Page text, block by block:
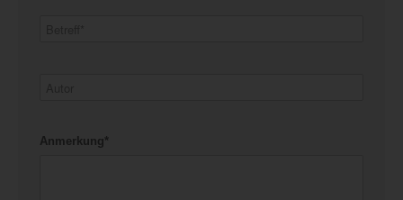
Anmerkung*